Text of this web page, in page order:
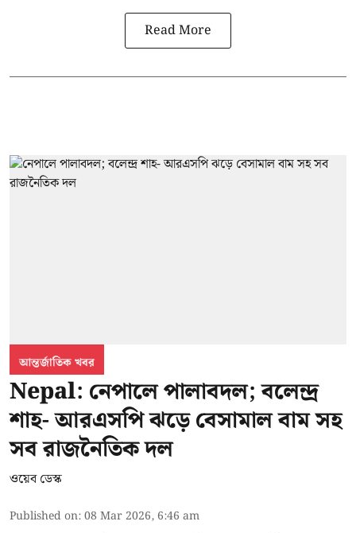
Read More
আন্তর্জাতিক খবর
Nepal: নেপালে পালাবদল; বলেন্দ্র
শাহ- আরএসপি ঝড়ে বেসামাল বাম সহ
সব রাজনৈতিক দল
ওয়েব ডেস্ক
Published on:08 Mar 2026, 6:46 am